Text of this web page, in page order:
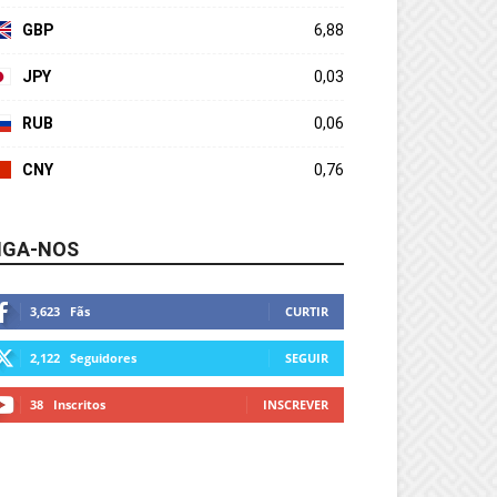
GBP 6,88
JPY 0,03
RUB 0,06
CNY 0,76
NOS
3,623 Fãs CURTIR
2,122 Seguidores SEGUIR
38 Inscritos INSCREVER